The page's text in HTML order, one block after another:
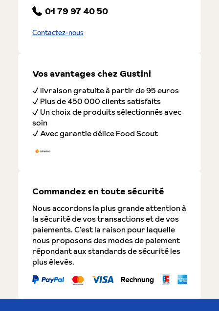
01 79 97 40 50
Contactez-nous
Vos avantages chez Gustini
✓ livraison gratuite à partir de 95 euros
✓ Plus de 450 000 clients satisfaits
✓ Un choix de produits sélectionnés avec
soin
✓ Avec garantie délice Food Scout
Commandez en toute sécurité
Nous accordons la plus grande attention à
la sécurité de vos transactions et de vos
paiements. C’est la raison pour laquelle
nous proposons des modes de paiement
répondant aux standards de sécurité les
plus élevés.